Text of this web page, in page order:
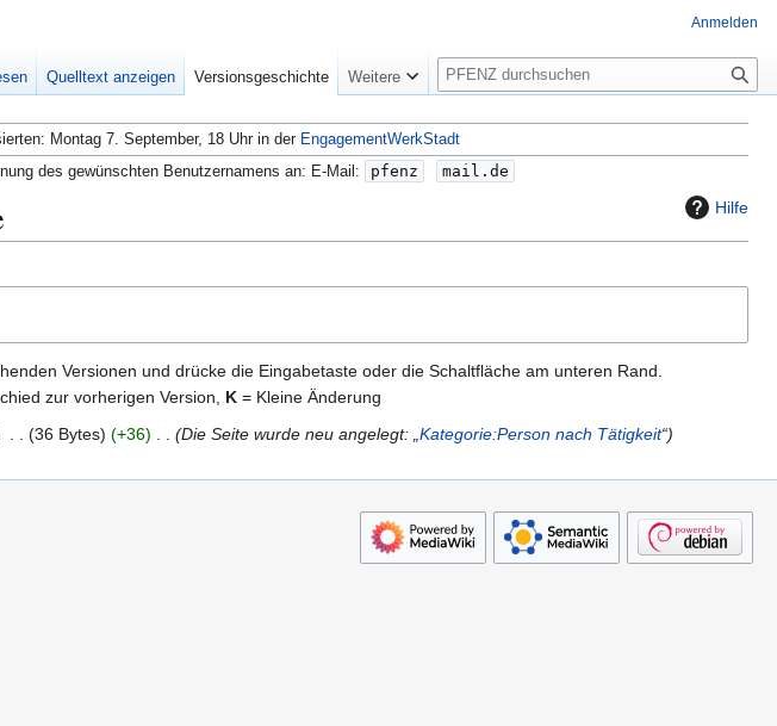
Montag 7. September, 18 Uhr in der EngagementWerkStadt
des gewünschten Benutzernamens an: E-Mail:
pfenz mail.de
Hilfe
Versionen und drücke die Eingabetaste oder die Schaltfläche am unteren Rand.
zur vorherigen Version, K = Kleine Änderung
36 Bytes +36 Die Seite wurde neu angelegt: „Kategorie:Person nach Tätigkeit“
Anmelden
Quelltext anzeigen Versionsgeschichte Weitere
S
u
c
h
e